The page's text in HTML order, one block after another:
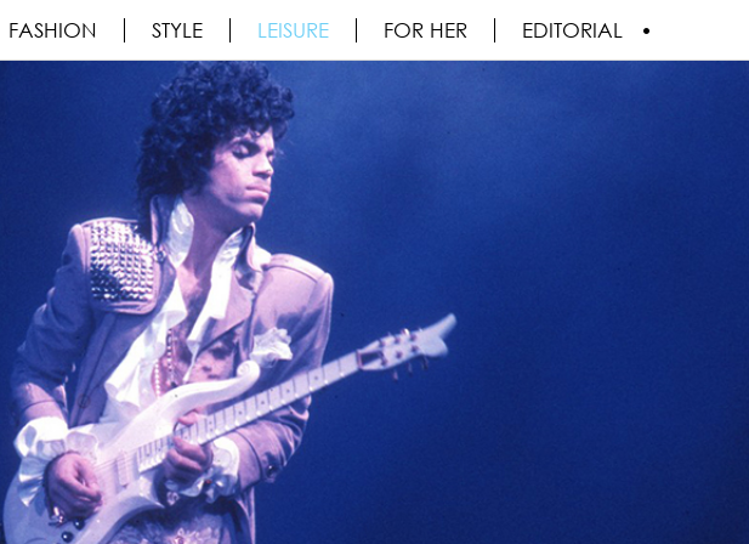
FASHION STYLE LEISURE FOR HER EDITORIAL